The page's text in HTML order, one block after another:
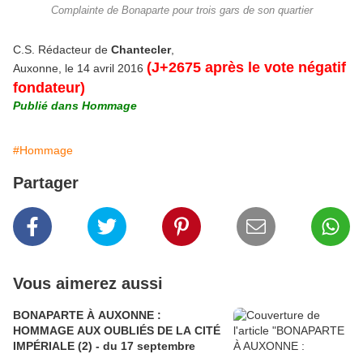
Complainte de Bonaparte pour trois gars de son quartier
C.S. Rédacteur de Chantecler,
Auxonne, le 14 avril 2016 (J+2675 après le vote négatif
fondateur)
Publié dans Hommage
#Hommage
Partager
Vous aimerez aussi
BONAPARTE À AUXONNE :
HOMMAGE AUX OUBLIÉS DE LA CITÉ
IMPÉRIALE (2) - du 17 septembre